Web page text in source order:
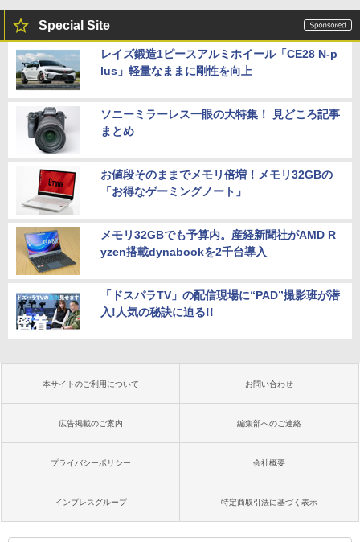
Special Site
レイズ鍛造1ピースアルミホイール「CE28 N-p
lus」軽量なままに剛性を向上
ソニーミラーレス一眼の大特集！ 見どころ記事
まとめ
お値段そのままでメモリ倍増！メモリ32GBの
「お得なゲーミングノート」
メモリ32GBでも予算内。産経新聞社がAMD R
yzen搭載dynabookを2千台導入
「ドスパラTV」の配信現場に“PAD”撮影班が潜
入!人気の秘訣に迫る!!
本サイトのご利用について お問い合わせ
広告掲載のご案内 編集部へのご連絡
プライバシーポリシー 会社概要
インプレスグループ 特定商取引法に基づく表示